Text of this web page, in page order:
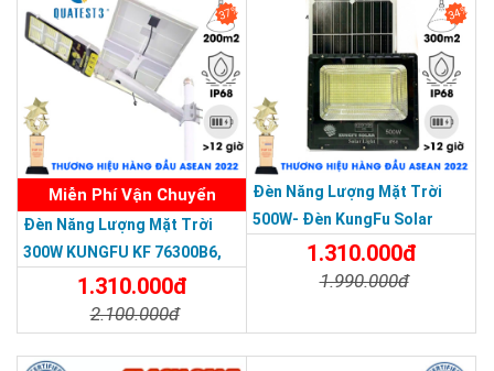
THƯƠNG HIỆU HÀNG ĐẦU ASEAN 2022
37%
Miễn Phí Vận Chuyển
Đèn Năng Lượng Mặt Trời
300W KUNGFU KF 76300B6,
IP68, Bảng Giá 2026
1.310.000đ
2.100.000đ
34%
Đèn Năng Lượng Mặt Trời
500W- Đèn KungFu Solar
Năng Lượng Mặt Trời 500W,IP
67 Loại Lớn
1.310.000đ
1.990.000đ